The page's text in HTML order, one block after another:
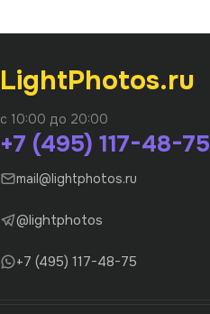
LightPhotos.ru
с 10:00 до 20:00
+7 (495) 117-48-75
mail@lightphotos.ru
@lightphotos
+7 (495) 117-48-75